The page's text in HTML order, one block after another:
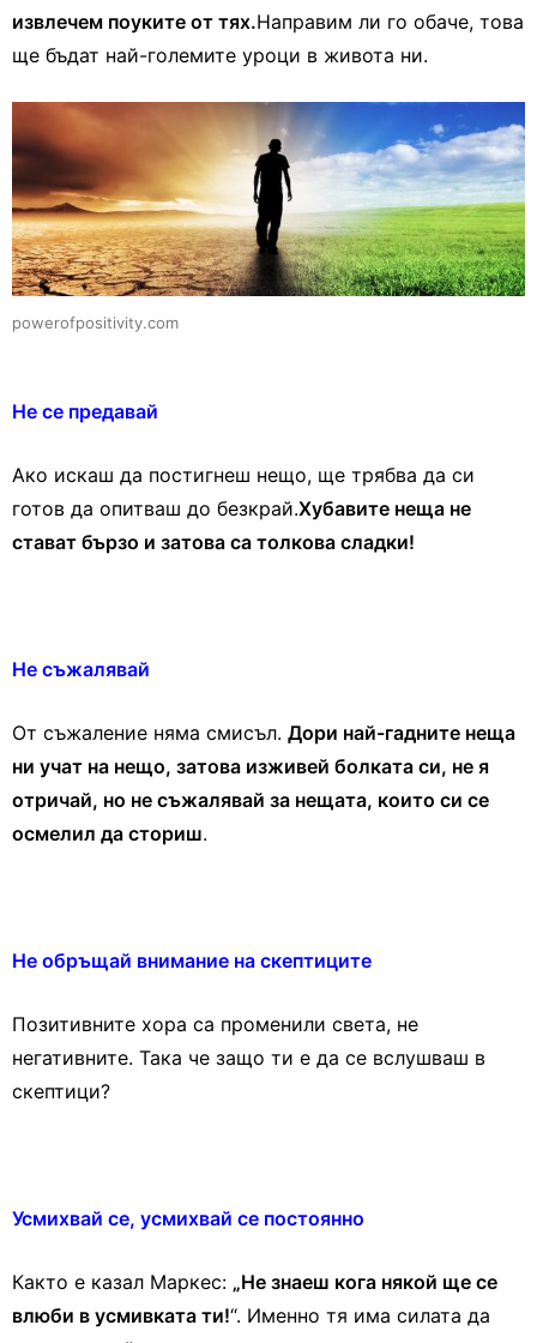
извлечем поуките от тях.Направим ли го обаче, това
ще бъдат най-големите уроци в живота ни.
powerofpositivity.com
Не се предавай
Ако искаш да постигнеш нещо, ще трябва да си
готов да опитваш до безкрай.Хубавите неща не
стават бързо и затова са толкова сладки!
Не съжалявай
От съжаление няма смисъл. Дори най-гадните неща
ни учат на нещо, затова изживей болката си, не я
отричай, но не съжалявай за нещата, които си се
осмелил да сториш.
Не обръщай внимание на скептиците
Позитивните хора са променили света, не
негативните. Така че защо ти е да се вслушваш в
скептици?
Усмихвай се, усмихвай се постоянно
Както е казал Маркес: „Не знаеш кога някой ще се
влюби в усмивката ти!“. Именно тя има силата да